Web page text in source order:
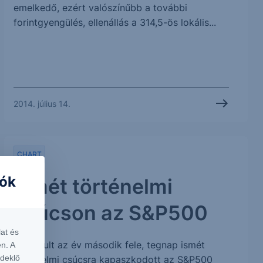
emelkedő, ezért valószínűbb a további
forintgyengülés, ellenállás a 314,5-ös lokális...
2014. július 14.
Ismét történelmi
csúcson az S&P500
CHART
Jól indult az év második fele, tegnap ismét
történelmi csúcsra kapaszkodott az S&P500
és
A